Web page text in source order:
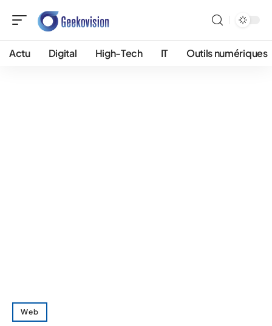
Actu Digital High-Tech IT Outils numériques
Web